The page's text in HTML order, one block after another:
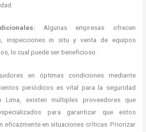
Algunas empresas ofrecen
inspecciones in situ y venta de equipos
lo cual puede ser beneficioso.
en óptimas condiciones mediante
periódicos es vital para la seguridad
Lima, existen múltiples proveedores que
para garantizar que estos
eficazmente en situaciones críticas. Priorizar